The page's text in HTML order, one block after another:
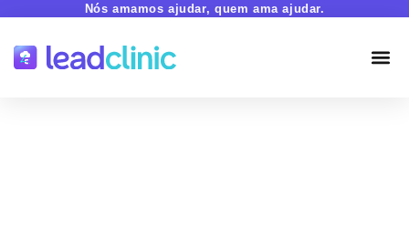
Nós amamos ajudar, quem ama ajudar.